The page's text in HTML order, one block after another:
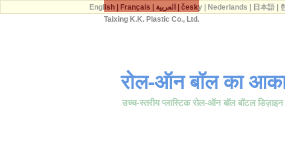
Taixing K.K. Plastic Co., Ltd.
रोल-ऑन बॉल का
उच्च-स्तरीय प्लास्टिक रोल-ऑन बॉल बॉटल
English| Français العربية česky| Nederlands 日本語|